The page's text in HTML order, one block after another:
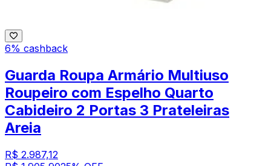
6% cashback
Guarda Roupa Armário Multiuso
Roupeiro com Espelho Quarto
Cabideiro 2 Portas 3 Prateleiras
Areia
R$ 2.987,12